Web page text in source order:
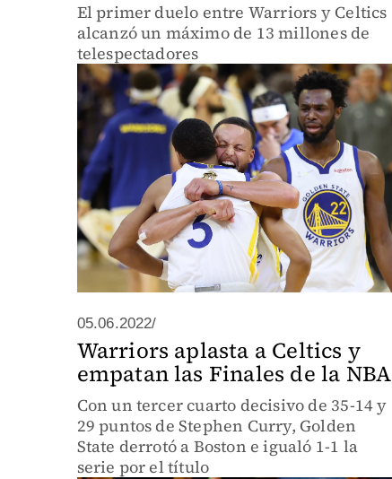
El primer duelo entre Warriors y Celtics
alcanzó un máximo de 13 millones de
telespectadores
05.06.2022/
Warriors aplasta a Celtics y
empatan las Finales de la NBA
Con un tercer cuarto decisivo de 35-14 y
29 puntos de Stephen Curry, Golden
State derrotó a Boston e igualó 1-1 la
serie por el título